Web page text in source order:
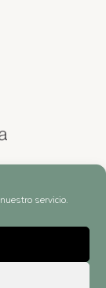
servicio.